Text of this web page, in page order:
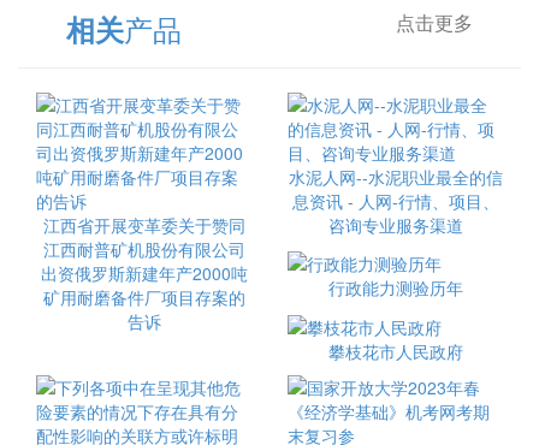
相关产品 点击更多
江西省开展变革委关于赞同
江西耐普矿机股份有限公司
出资俄罗斯新建年产2000吨
矿用耐磨备件厂项目存案的
告诉
水泥人网--水泥职业最全的信
息资讯 - 人网-行情、项目、
咨询专业服务渠道
行政能力测验历年
攀枝花市人民政府